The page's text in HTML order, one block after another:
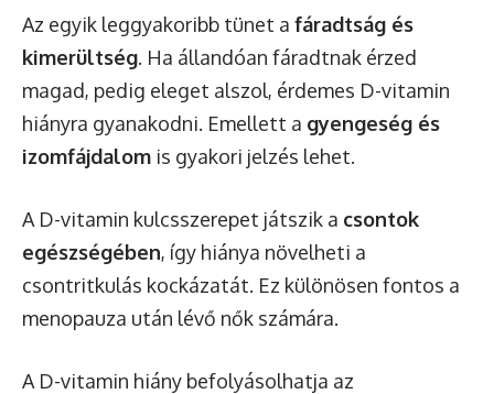
Az egyik leggyakoribb tünet a fáradtság és
kimerültség. Ha állandóan fáradtnak érzed
magad, pedig eleget alszol, érdemes D-vitamin
hiányra gyanakodni. Emellett a gyengeség és
izomfájdalom is gyakori jelzés lehet.
A D-vitamin kulcsszerepet játszik a csontok
egészségében, így hiánya növelheti a
csontritkulás kockázatát. Ez különösen fontos a
menopauza után lévő nők számára.
A D-vitamin hiány befolyásolhatja az